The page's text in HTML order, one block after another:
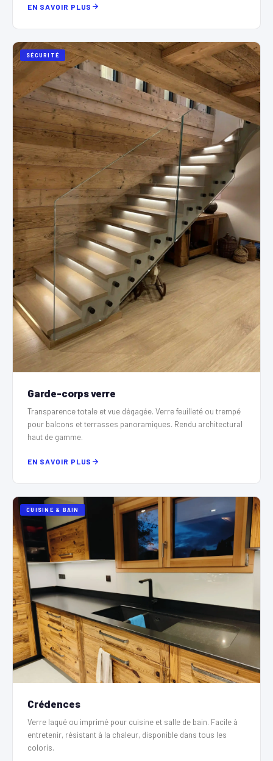
EN SAVOIR PLUS
SÉCURITÉ
Garde-corps verre
Transparence totale et vue dégagée. Verre feuilleté ou trempé
pour balcons et terrasses panoramiques. Rendu architectural
haut de gamme.
EN SAVOIR PLUS
CUISINE & BAIN
Crédences
Verre laqué ou imprimé pour cuisine et salle de bain. Facile à
entretenir, résistant à la chaleur, disponible dans tous les
coloris.